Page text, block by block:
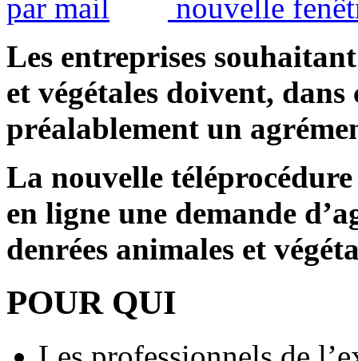
Les entreprises
et végétales doivent,
préalablement un
La nouvelle
en ligne une demande
denrées animales et
POUR QUI